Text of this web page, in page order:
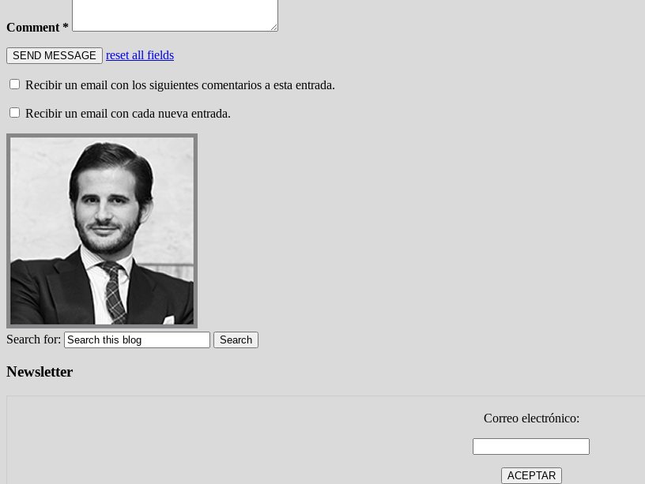
Comment *
reset all fields
Recibir un email con los siguientes comentarios a esta entrada.
Recibir un email con cada nueva entrada.
Search for:
Newsletter
Correo electrónico: